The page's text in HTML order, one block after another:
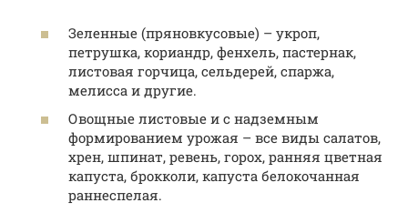
Зеленные (пряновкусовые) – укроп,
петрушка, кориандр, фенхель, пастернак,
листовая горчица, сельдерей, спаржа,
мелисса и другие.
Овощные листовые и с надземным
формированием урожая – все виды салатов,
хрен, шпинат, ревень, горох, ранняя цветная
капуста, брокколи, капуста белокочанная
раннеспелая.